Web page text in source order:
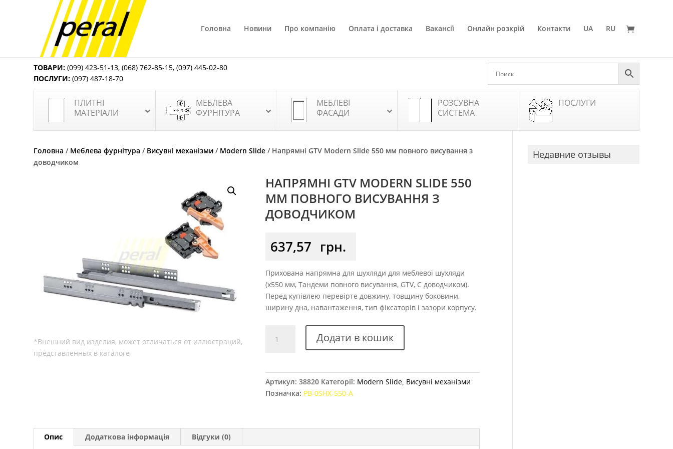
Головна Новини Про компанію Оплата і доставка Вакансії Онлайн розкрій Контакти UA RU
ТОВАРИ: (099) 423-51-13,(068) 762-85-15,(097) 445-02-80
ПОСЛУГИ: (097) 487-18-70
ПЛИТНІ
МАТЕРІАЛИ
МЕБЛЕВА
ФУРНІТУРА
МЕБЛЕВІ
ФАСАДИ
РОЗСУВНА
СИСТЕМА
ПОСЛУГИ
Головна / Меблева фурнітура / Висувні механізми / Modern Slide / Напрямні GTV Modern Slide 550 мм повного висування з
доводчиком
НАПРЯМНІ GTV MODERN SLIDE 550
ММ ПОВНОГО ВИСУВАННЯ З
ДОВОДЧИКОМ
637,57 грн.
Прихована напрямна для шухляди для меблевої шухляди
(x550 мм, Тандеми повного висування, GTV, С доводчиком).
Перед купівлею перевірте довжину, товщину боковини,
ширину дна, навантаження, тип фіксаторів і зазори корпусу.
GTV
мм
кількість
Додати в кошик
Артикул:38820 Категорії: Modern Slide, Висувні механізми
Позначка: PB-0SHX-550-A
Опис Додаткова інформація Відгуки (0)
Недавние отзывы